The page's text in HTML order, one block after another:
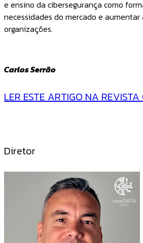
e ensino da cibersegurança como
necessidades do mercado e aumentar
organizações.
Carlos Serrão
LER ESTE ARTIGO NA REVISTA
Diretor